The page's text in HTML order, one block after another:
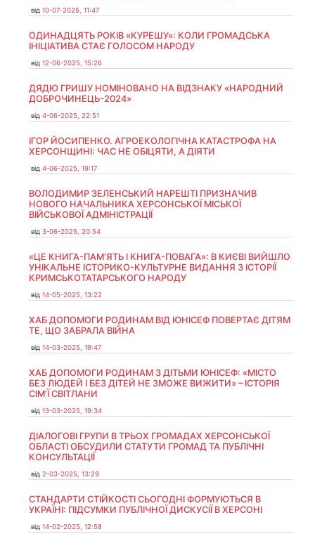
від 10-07-2025, 11:47
ОДИНАДЦЯТЬ РОКІВ «КУРЕШУ»: КОЛИ ГРОМАДСЬКА
ІНІЦІАТИВА СТАЄ ГОЛОСОМ НАРОДУ
від 12-06-2025, 15:26
ДЯДЮ ГРИШУ НОМІНОВАНО НА ВІДЗНАКУ «НАРОДНИЙ
ДОБРОЧИНЕЦЬ-2024»
від 4-06-2025, 22:51
ІГОР ЙОСИПЕНКО. АГРОЕКОЛОГІЧНА КАТАСТРОФА НА
ХЕРСОНЩИНІ: ЧАС НЕ ОБІЦЯТИ, А ДІЯТИ
від 4-06-2025, 19:17
ВОЛОДИМИР ЗЕЛЕНСЬКИЙ НАРЕШТІ ПРИЗНАЧИВ
НОВОГО НАЧАЛЬНИКА ХЕРСОНСЬКОЇ МІСЬКОЇ
ВІЙСЬКОВОЇ АДМІНІСТРАЦІЇ
від 3-06-2025, 20:54
«ЦЕ КНИГА-ПАМ’ЯТЬ І КНИГА-ПОВАГА»: В КИЄВІ ВИЙШЛО
УНІКАЛЬНЕ ІСТОРИКО-КУЛЬТУРНЕ ВИДАННЯ З ІСТОРІЇ
КРИМСЬКОТАТАРСЬКОГО НАРОДУ
від 14-05-2025, 13:22
ХАБ ДОПОМОГИ РОДИНАМ ВІД ЮНІСЕФ ПОВЕРТАЄ ДІТЯМ
ТЕ, ЩО ЗАБРАЛА ВІЙНА
від 14-03-2025, 19:47
ХАБ ДОПОМОГИ РОДИНАМ З ДІТЬМИ ЮНІСЕФ: «МІСТО
БЕЗ ЛЮДЕЙ І БЕЗ ДІТЕЙ НЕ ЗМОЖЕ ВИЖИТИ» – ІСТОРІЯ
СІМʼЇ СВІТЛАНИ
від 13-03-2025, 19:34
ДІАЛОГОВІ ГРУПИ В ТРЬОХ ГРОМАДАХ ХЕРСОНСЬКОЇ
ОБЛАСТІ ОБСУДИЛИ СТАТУТИ ГРОМАД ТА ПУБЛІЧНІ
КОНСУЛЬТАЦІЇ
від 2-03-2025, 13:29
СТАНДАРТИ СТІЙКОСТІ СЬОГОДНІ ФОРМУЮТЬСЯ В
УКРАЇНІ: ПІДСУМКИ ПУБЛІЧНОЇ ДИСКУСІЇ В ХЕРСОНІ
від 14-02-2025, 12:58